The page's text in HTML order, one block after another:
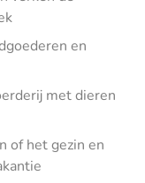
en
met dieren
of het gezin en